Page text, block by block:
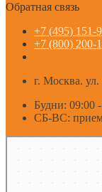
Обратная связь
+7 (495) 151-
+7 (800) 200-
г. Москва.
Будни: 09:00
СБ-ВС: прием